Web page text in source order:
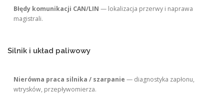
Błędy komunikacji CAN/LIN — lokalizacja przerwy i naprawa
magistrali.
Silnik i układ paliwowy
Nierówna praca silnika / szarpanie — diagnostyka zapłonu,
wtrysków, przepływomierza.